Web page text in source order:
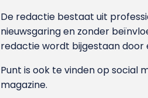
De redactie bestaat uit
nieuwsgaring en zonder
redactie wordt bijgestaan door
Punt is ook te vinden op social
magazine.